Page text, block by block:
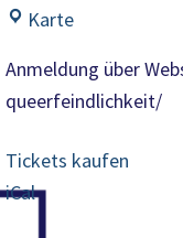
Karte
Anmeldung über
queerfeindlichkeit/
Tickets kaufen
iCal